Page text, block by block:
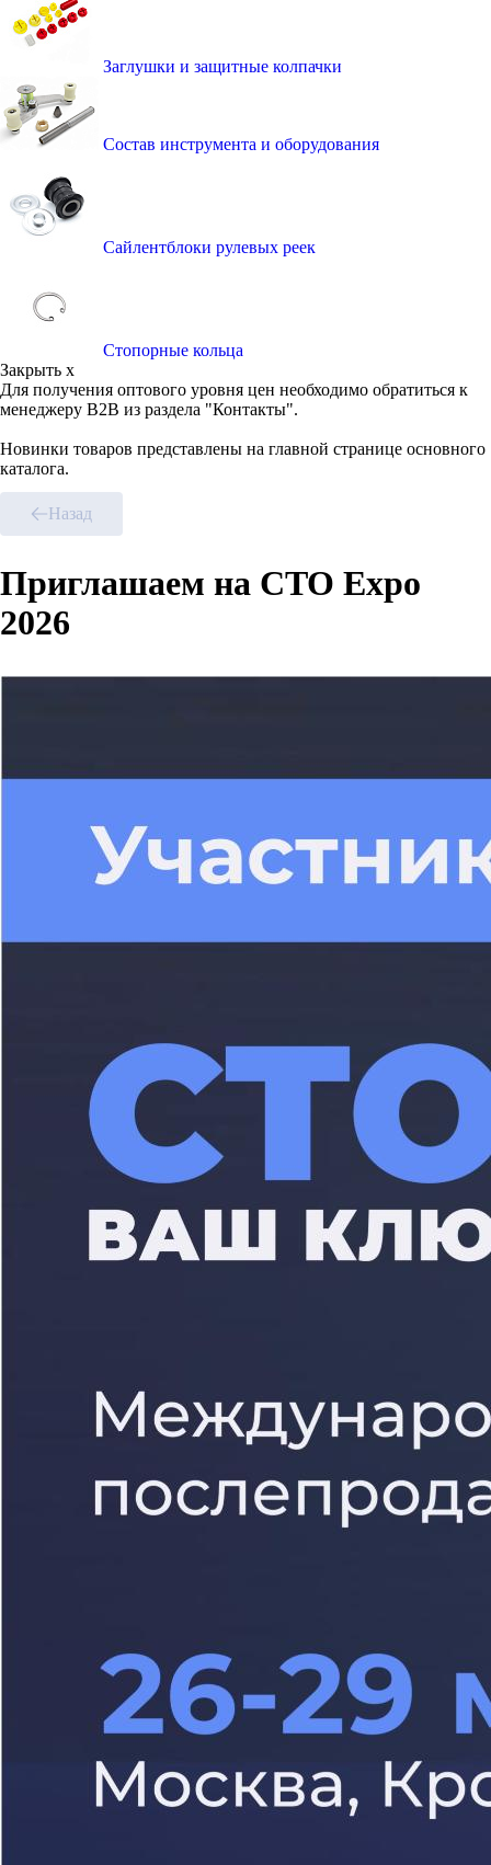
Заглушки и защитные колпачки
Состав инструмента и оборудования
Сайлентблоки рулевых реек
Стопорные кольца
Закрыть x
Для получения оптового уровня цен необходимо обратиться к
менеджеру B2B из раздела "Контакты".
Новинки товаров представлены на главной странице основного
каталога.
Назад
Приглашаем на CTO Expo
2026